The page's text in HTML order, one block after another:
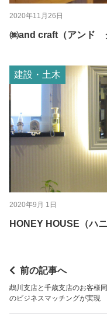
2020年11月26日
㈱and craft（アンド
建設・土木
2020年9月 1日
HONEY HOUSE（ハ
前の記事へ
鵡川支店と千歳支店のお客様
のビジネスマッチングが実現